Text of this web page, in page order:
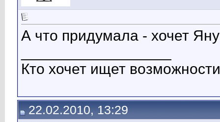
А что придумала - хочет
Кто хочет ищет
22.02.2010, 13:29